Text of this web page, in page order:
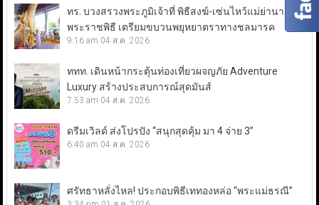
ทร. บวงสรวงพระภูมิเจ้าที่ พิธีสงฆ์-เซ่นไหว้แม่ย่านางเรือ
พระราชพิธี เตรียมขบวนพยุหยาตราทางชลมารค
9:16 am 04 ส.ค. 2026
ททท. เดินหน้ากระตุ้นท่องเที่ยวผจญภัย Adventure
Luxury สร้างประสบการณ์สุดมันส์
7:53 am 04 ส.ค. 2026
ดรีมเวิลด์ ส่งโปรปัง “สนุกสุดคุ้ม มา 4 จ่าย 3”
6:40 am 04 ส.ค. 2026
ศรัทธาหลั่งไหล! ประกอบพิธีเททองหล่อ “พระแม่ธรณี”